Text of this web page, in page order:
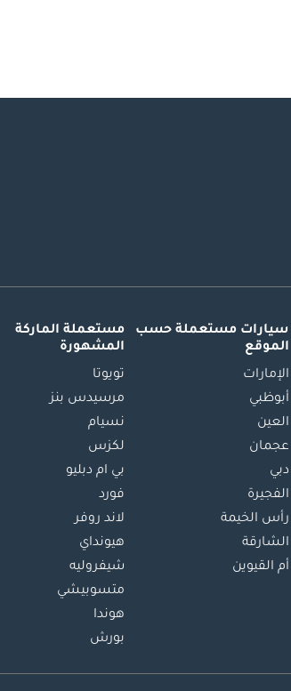
سيارات مستعملة حسب
الموقع
الإمارات
أبوظبي
العين
عجمان
دبي
الفجيرة
رأس الخيمة
الشارقة
أم القيوين
مستعملة الماركة
المشهورة
تويوتا
مرسيدس بنز
نسيام
لكزس
بي ام دبليو
فورد
لاند روفر
هيونداي
شيفروليه
متسوبيشي
هوندا
بورش